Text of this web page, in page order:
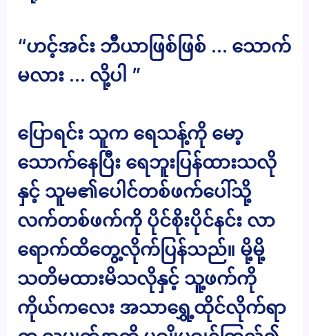
“ဟင့်အင်း ဘီယာဖြစ်ဖြစ် … သောက်
မလား … လို့ပါ ”
ပြောရင်း သူက ရေသန့်ကို မော့
သောက်နေပြီး ရေဘူးပြန်ထားသလို
နှင့် သူမ၏ပေါင်တစ်ဖက်ပေါ်သို့
လက်တစ်ဖက်ကို ပိုင်စိုးပိုင်နင်း လာ
ရောက်ထိတွေ့လိုက်ပြန်သည်။ မို့မို့
သတိမထားမိသလိုနှင့် သူ့ဖက်ကို
ကိုယ်ကလေး အသာရွှေ့ထိုင်လိုက်ရာ